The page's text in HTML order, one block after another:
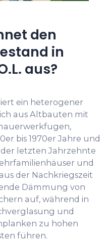
den
in
aus?
ein heterogener
aus Altbauten mit
bis 1970er Jahre und
letzten Jahrzehnte
und
der Nachkriegszeit
Dämmung von
auf, während in
und
zu hohen
führen.